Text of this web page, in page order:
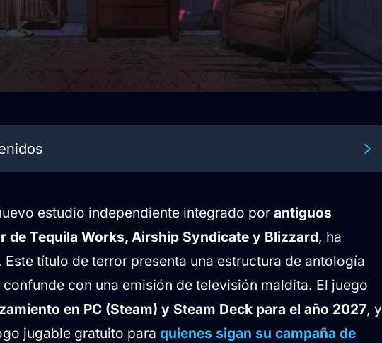
a través de Kickstarter
estudio independiente integrado por antiguos
de Tequila Works, Airship Syndicate y Blizzard, ha
Este título de terror presenta una estructura de antología
con una emisión de televisión maldita. El juego
en PC (Steam) y Steam Deck para el año 2027, y
jugable gratuito para quienes sigan su campaña de